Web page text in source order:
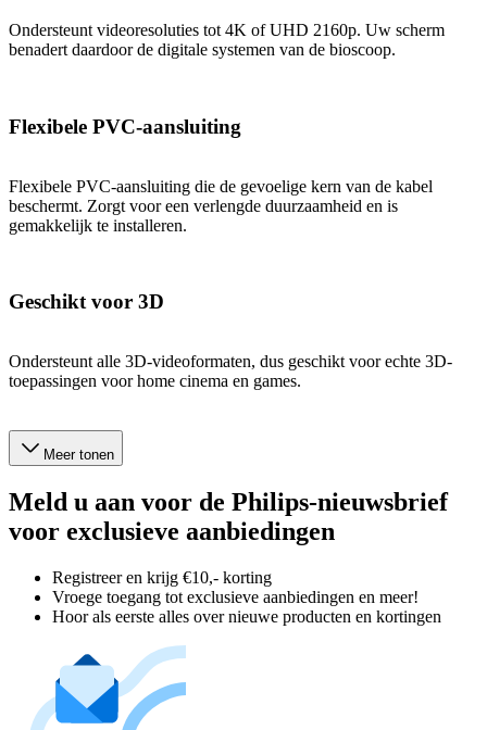
Ondersteunt videoresoluties tot 4K of UHD 2160p. Uw scherm
benadert daardoor de digitale systemen van de bioscoop.
Flexibele PVC-aansluiting
Flexibele PVC-aansluiting die de gevoelige kern van de kabel
beschermt. Zorgt voor een verlengde duurzaamheid en is
gemakkelijk te installeren.
Geschikt voor 3D
Ondersteunt alle 3D-videoformaten, dus geschikt voor echte 3D-
toepassingen voor home cinema en games.
Meer tonen
Meld u aan voor de Philips-nieuwsbrief
voor exclusieve aanbiedingen
Registreer en krijg €10,- korting
Vroege toegang tot exclusieve aanbiedingen en meer!
Hoor als eerste alles over nieuwe producten en kortingen